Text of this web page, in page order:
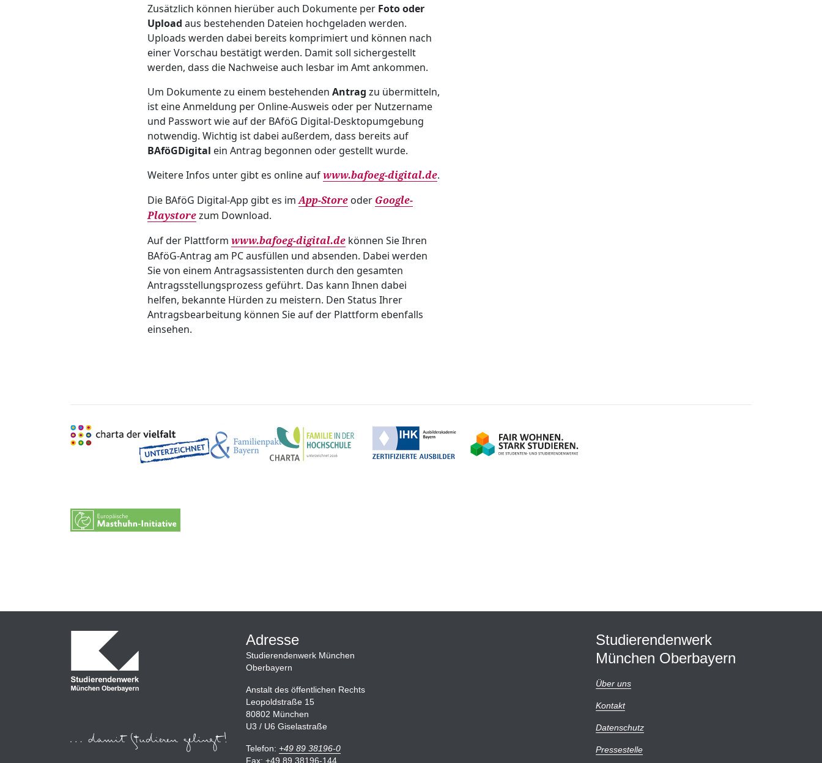
Zusätzlich können hierüber auch Dokumente per Foto oder
Upload aus bestehenden Dateien hochgeladen werden.
Uploads werden dabei bereits komprimiert und können nach
einer Vorschau bestätigt werden. Damit soll sichergestellt
werden, dass die Nachweise auch lesbar im Amt ankommen.
Um Dokumente zu einem bestehenden Antrag zu übermitteln,
ist eine Anmeldung per Online-Ausweis oder per Nutzername
und Passwort wie auf der BAföG Digital-Desktopumgebung
notwendig. Wichtig ist dabei außerdem, dass bereits auf
BAföGDigital ein Antrag begonnen oder gestellt wurde.
Weitere Infos unter gibt es online auf www.bafoeg-digital.de.
Die BAföG Digital-App gibt es imApp-Storeoder Google-
Playstorezum Download.
Auf der Plattform www.bafoeg-digital.dekönnen Sie Ihren
BAföG-Antrag am PC ausfüllen und absenden. Dabei werden
Sie von einem Antragsassistenten durch den gesamten
Antragsstellungsprozess geführt. Das kann Ihnen dabei
helfen, bekannte Hürden zu meistern. Den Status Ihrer
Antragsbearbeitung können Sie auf der Plattform ebenfalls
einsehen.
Adresse
Studierendenwerk München
Oberbayern
Anstalt des öffentlichen Rechts
Leopoldstraße 15
80802 München
U3 / U6 Giselastraße
Telefon: +49 89 38196-0
Fax: +49 89 38196-144
Studierendenwerk
München Oberbayern
Über uns
Kontakt
Datenschutz
Pressestelle